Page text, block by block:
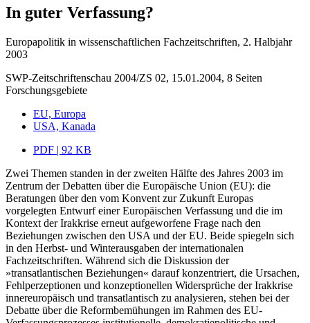
In guter Verfassung?
Europapolitik in wissenschaftlichen Fachzeitschriften, 2. Halbjahr
2003
SWP-Zeitschriftenschau 2004/ZS 02, 15.01.2004, 8 Seiten
Forschungsgebiete
EU, Europa
USA, Kanada
PDF | 92 KB
Zwei Themen standen in der zweiten Hälfte des Jahres 2003 im
Zentrum der Debatten über die Europäische Union (EU): die
Beratungen über den vom Konvent zur Zukunft Europas
vorgelegten Entwurf einer Europäischen Verfassung und die im
Kontext der Irakkrise erneut aufgeworfene Frage nach den
Beziehungen zwischen den USA und der EU. Beide spiegeln sich
in den Herbst- und Winterausgaben der internationalen
Fachzeitschriften. Während sich die Diskussion der
»transatlantischen Beziehungen« darauf konzentriert, die Ursachen,
Fehlperzeptionen und konzeptionellen Widersprüche der Irakkrise
innereuropäisch und transatlantisch zu analysieren, stehen bei der
Debatte über die Reformbemühungen im Rahmen des EU-